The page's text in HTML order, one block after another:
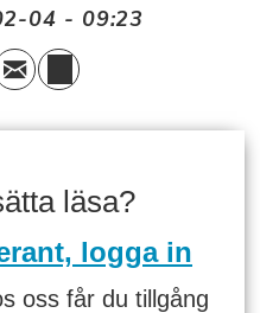
04 - 09:23
läsa?
logga in
oss får du tillgång